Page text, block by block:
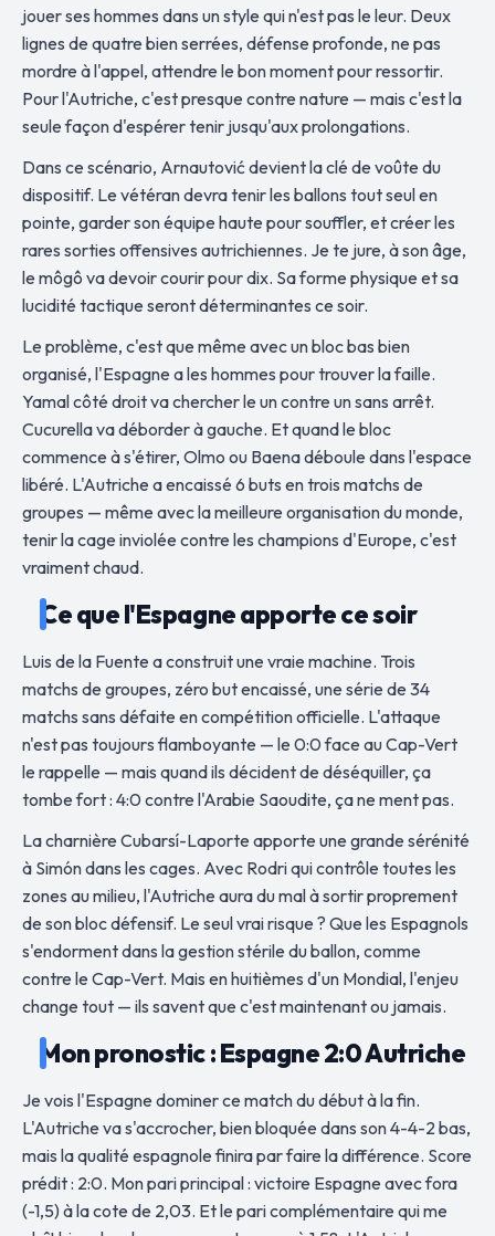
jouer ses hommes dans un style qui n'est pas le leur. Deux
lignes de quatre bien serrées, défense profonde, ne pas
mordre à l'appel, attendre le bon moment pour ressortir.
Pour l'Autriche, c'est presque contre nature — mais c'est la
seule façon d'espérer tenir jusqu'aux prolongations.
Dans ce scénario, Arnautović devient la clé de voûte du
dispositif. Le vétéran devra tenir les ballons tout seul en
pointe, garder son équipe haute pour souffler, et créer les
rares sorties offensives autrichiennes. Je te jure, à son âge,
le môgô va devoir courir pour dix. Sa forme physique et sa
lucidité tactique seront déterminantes ce soir.
Le problème, c'est que même avec un bloc bas bien
organisé, l'Espagne a les hommes pour trouver la faille.
Yamal côté droit va chercher le un contre un sans arrêt.
Cucurella va déborder à gauche. Et quand le bloc
commence à s'étirer, Olmo ou Baena déboule dans l'espace
libéré. L'Autriche a encaissé 6 buts en trois matchs de
groupes — même avec la meilleure organisation du monde,
tenir la cage inviolée contre les champions d'Europe, c'est
vraiment chaud.
Ce que l'Espagne apporte ce soir
Luis de la Fuente a construit une vraie machine. Trois
matchs de groupes, zéro but encaissé, une série de 34
matchs sans défaite en compétition officielle. L'attaque
n'est pas toujours flamboyante — le 0:0 face au Cap-Vert
le rappelle — mais quand ils décident de déséquiller, ça
tombe fort : 4:0 contre l'Arabie Saoudite, ça ne ment pas.
La charnière Cubarsí-Laporte apporte une grande sérénité
à Simón dans les cages. Avec Rodri qui contrôle toutes les
zones au milieu, l'Autriche aura du mal à sortir proprement
de son bloc défensif. Le seul vrai risque ? Que les Espagnols
s'endorment dans la gestion stérile du ballon, comme
contre le Cap-Vert. Mais en huitièmes d'un Mondial, l'enjeu
change tout — ils savent que c'est maintenant ou jamais.
Mon pronostic : Espagne 2:0 Autriche
Je vois l'Espagne dominer ce match du début à la fin.
L'Autriche va s'accrocher, bien bloquée dans son 4-4-2 bas,
mais la qualité espagnole finira par faire la différence. Score
prédit : 2:0. Mon pari principal : victoire Espagne avec fora
(-1,5) à la cote de 2,03. Et le pari complémentaire qui me